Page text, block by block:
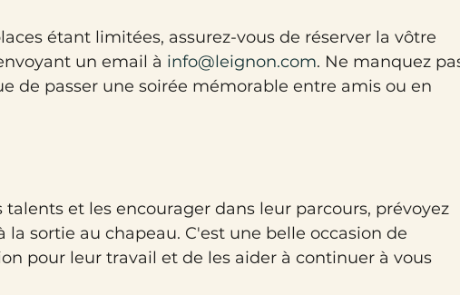
étant limitées, assurez-vous de réserver la vôtre
un email à info@leignon.com. Ne manquez
de passer une soirée mémorable entre amis ou en
talents et les encourager dans leur parcours, prévoyez
sortie au chapeau. C'est une belle occasion de
pour leur travail et de les aider à continuer à vous